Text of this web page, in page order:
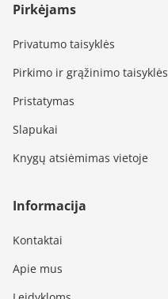
Pirkėjams
Privatumo taisyklės
Pirkimo ir grąžinimo taisyklės
Pristatymas
Slapukai
Knygų atsiėmimas vietoje
Informacija
Kontaktai
Apie mus